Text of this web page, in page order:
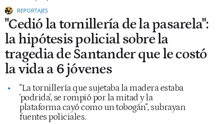
REPORTAJES
"Cedió la tornillería de la pasarela":
la hipótesis policial sobre la
tragedia de Santander que le costó
la vida a 6 jóvenes
"La tornillería que sujetaba la madera estaba
'podrida', se rompió por la mitad y la
plataforma cayó como un tobogán", subrayan
fuentes policiales.